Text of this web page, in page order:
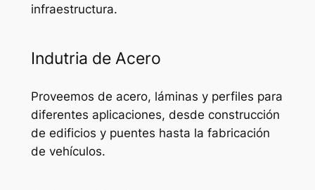
infraestructura.
Indutria de Acero
Proveemos de acero, láminas y perfiles para
diferentes aplicaciones, desde construcción
de edificios y puentes hasta la fabricación
de vehículos.